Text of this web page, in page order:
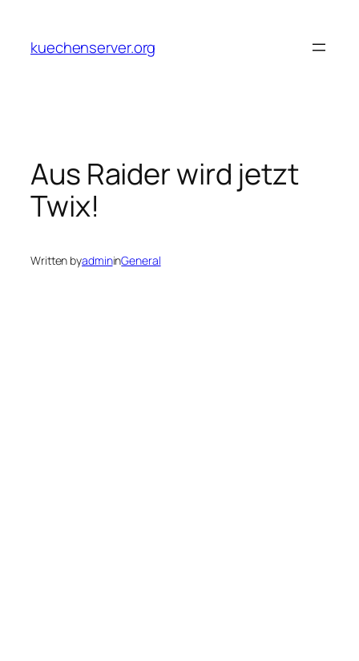
content
kuechenserver.org
Aus Raider wird jetzt
Twix!
Written byadmininGeneral